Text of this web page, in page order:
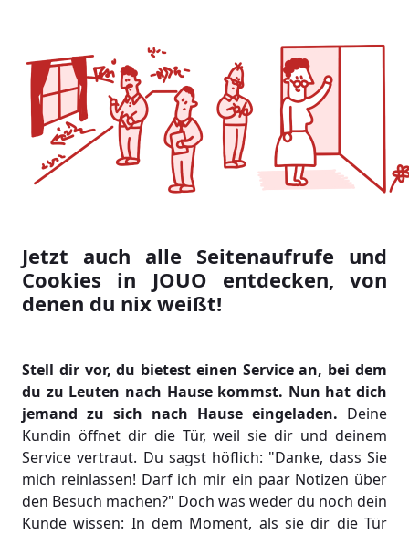
Jetzt auch alle Seitenaufrufe und
Cookies in JOUO entdecken, von
denen du nix weißt!
Stell dir vor, du bietest einen Service an, bei dem
du zu Leuten nach Hause kommst. Nun hat dich
jemand zu sich nach Hause eingeladen. Deine
Kundin öffnet dir die Tür, weil sie dir und deinem
Service vertraut. Du sagst höflich: "Danke, dass Sie
mich reinlassen! Darf ich mir ein paar Notizen über
den Besuch machen?" Doch was weder du noch dein
Kunde wissen: In dem Moment, als sie dir die Tür